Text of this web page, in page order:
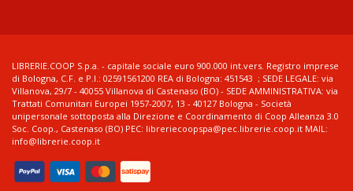
LIBRERIE.COOP S.p.a. - capitale sociale euro 900.000 int.vers. Registro imprese
di Bologna, C.F. e P.I.: 02591561200 REA di Bologna: 451543 ; SEDE LEGALE: via
Villanova, 29/7 - 40055 Villanova di Castenaso (BO) - SEDE AMMINISTRATIVA: via
Trattati Comunitari Europei 1957-2007, 13 - 40127 Bologna - Società
unipersonale sottoposta alla Direzione e Coordinamento di Coop Alleanza 3.0
Soc. Coop., Castenaso (BO) PEC: libreriecoopspa@pec.librerie.coop.it MAIL:
info@librerie.coop.it